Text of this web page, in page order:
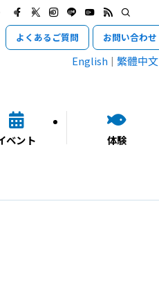
ベント 体験
よくあるご質問 お問い合わせ
English 繁體中文